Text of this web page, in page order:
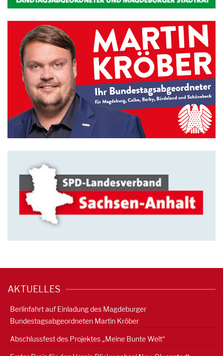
AKTUELLES
Berlinfahrt auf Einladung des Magdeburger
Bundestagsabgeordneten Martin Kröber
Abschlussfest des Projektes „Meine Bunte Welt“